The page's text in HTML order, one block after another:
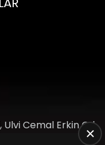
Cemal Erkin Cd.